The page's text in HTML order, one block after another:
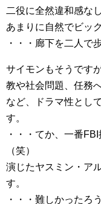
二役に全然違和感なし
あまりに自然でビッ
・・・廊下を二人で
サイモンもそうです
教や社会問題、任務
など、ドラマ性とし
す。
・・・てか、一番
（笑）
演じたヤスミン・ア
す。
・・・難しかったろ